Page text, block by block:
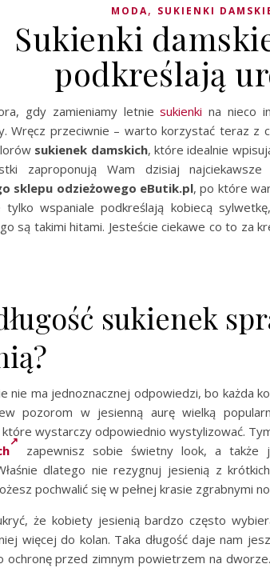
MODA, SUKIENKI
Sukienki
podkreślają
gdy zamieniamy letniesukienki na nieco
Wręcz przeciwnie – warto korzystać teraz z
sukienek damskich, które idealnie
zaproponują Wam dzisiaj najciekawsze
sklepu odzieżowego eButik.pl, po które
tylko wspaniale podkreślają kobiecą
są takimi hitami. Jesteście ciekawe co to za
sukienek
nie ma jednoznacznej odpowiedzi, bo każda
pozorom w jesienną aurę wielką
które wystarczy odpowiednio wystylizować.
zapewnisz sobie świetny look, a także
dlatego nie rezygnuj jesienią z krótkich
pochwalić się w pełnej krasie zgrabnymi
że kobiety jesienią bardzo często
więcej do kolan. Taka długość daje nam
ochronę przed zimnym powietrzem na